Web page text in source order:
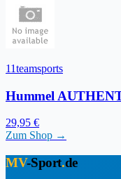
11teamsports
Hummel
29,95 €
Zum Shop →
MV-Sport.de